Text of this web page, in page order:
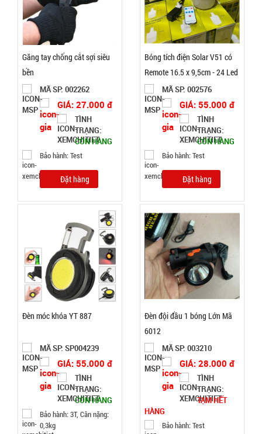
Đặt
hàng
báo vol
điện mã
T500 )
SP:
14.900 đ
TRẠNG:
CÒN HÀNG
Bảo
hành:
Cân nặng :
hàng
Găng tay chống cắt sợi siêu
bền
MÃ SP: 002262
GIÁ: 27.000 đ
TÌNH
TRẠNG:
CÒN HÀNG
Bảo hành: Test
Đặt hàng
Bóng tích điện Solar V51 có
Remote 16.5 x 9,5cm - 24 Led
TrungMÃ SP: 002576
GIÁ: 55.000 đ
TÌNH
TRẠNG:
CÒN HÀNG
Bảo hành: Test
Đặt hàng
Đèn móc khóa YT 887
MÃ SP: SP004239
GIÁ: 55.000 đ
TÌNH
TRẠNG:
CÒN HÀNG
Bảo hành: 3T, Cân nặng:
0,3kg
Đèn đội đầu 1 bóng Lớn Mã
6012
MÃ SP: 003210
GIÁ: 28.000 đ
TÌNH
TRẠNG:
TẠM HẾT
HÀNG
Bảo hành: Test